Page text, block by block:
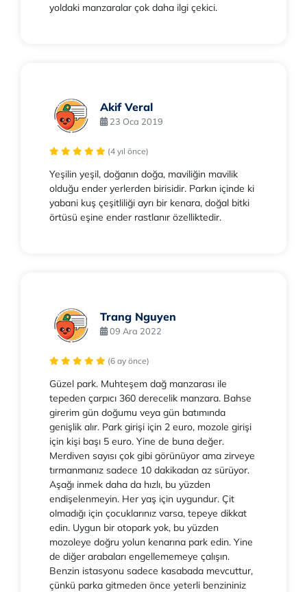
yoldaki manzaralar çok daha ilgi çekici.
Akif Veral
23 Oca 2019
(4 yıl önce)
Yeşilin yeşil, doğanın doğa, maviliğin mavilik
olduğu ender yerlerden birisidir. Parkın içinde ki
yabani kuş çeşitliliği ayrı bir kenara, doğal bitki
örtüsü eşine ender rastlanır özelliktedir.
Trang Nguyen
09 Ara 2022
(6 ay önce)
Güzel park. Muhteşem dağ manzarası ile
tepeden çarpıcı 360 derecelik manzara. Bahse
girerim gün doğumu veya gün batımında
genişlik alır. Park girişi için 2 euro, mozole girişi
için kişi başı 5 euro. Yine de buna değer.
Merdiven sayısı çok gibi görünüyor ama zirveye
tırmanmanız sadece 10 dakikadan az sürüyor.
Aşağı inmek daha da hızlı, bu yüzden
endişelenmeyin. Her yaş için uygundur. Çit
olmadığı için çocuklarınız varsa, tepeye dikkat
edin. Uygun bir otopark yok, bu yüzden
mozoleye doğru yolun kenarına park edin. Yine
de diğer arabaları engellememeye çalışın.
Benzin istasyonu sadece kasabada mevcuttur,
çünkü parka gitmeden önce yeterli benzininiz